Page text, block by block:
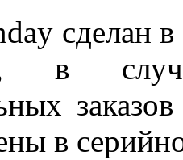
сделан
в
в